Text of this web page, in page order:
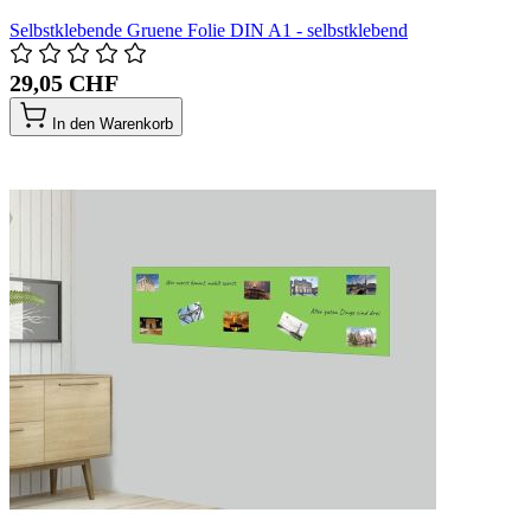
Selbstklebende Gruene Folie DIN A1 - selbstklebend
29,05 CHF
In den Warenkorb